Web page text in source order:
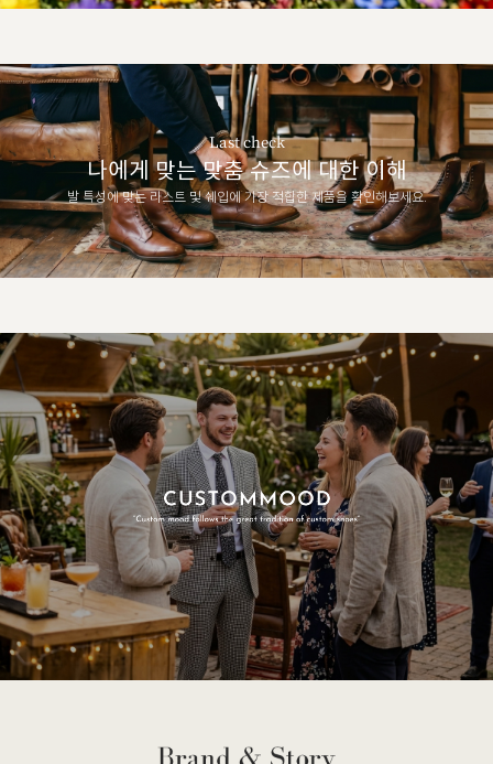
Last check
나에게 맞는 맞춤 슈즈에 대한 이해
발 특성에 맞는 라스트 및 쉐입에 가장 적합한 제품을 확인해보세요.